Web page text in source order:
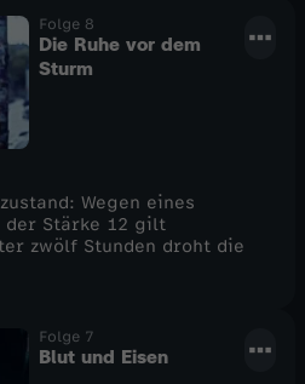
Folge 8
Die Ruhe vor dem
Sturm
Wegen eines
der Stärke 12 gilt
zwölf Stunden droht die
Folge 7
Blut und Eisen